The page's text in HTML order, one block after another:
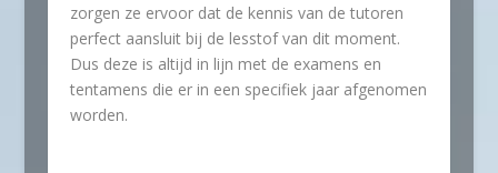
zorgen ze ervoor dat de kennis van de tutoren
perfect aansluit bij de lesstof van dit moment.
Dus deze is altijd in lijn met de examens en
tentamens die er in een specifiek jaar afgenomen
worden.